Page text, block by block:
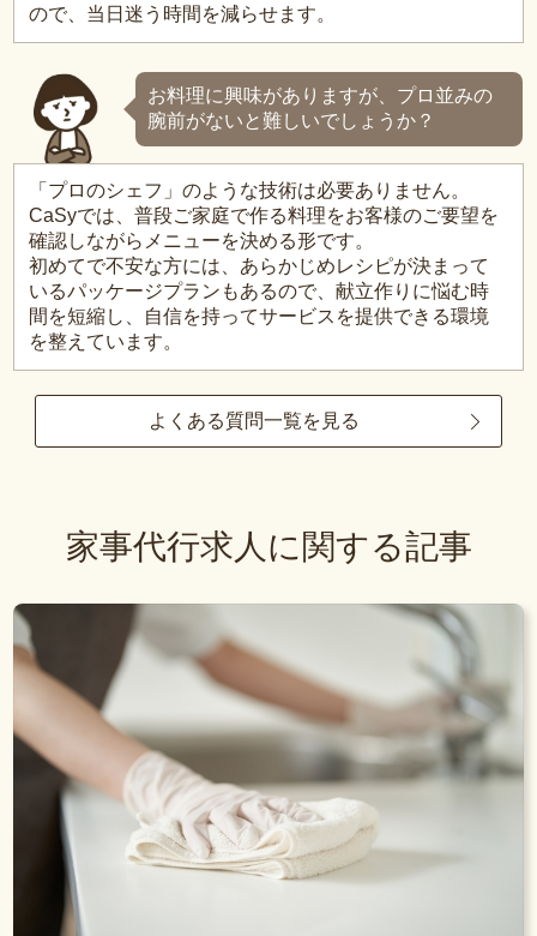
ので、当日迷う時間を減らせます。
お料理に興味がありますが、プロ並みの
腕前がないと難しいでしょうか？
「プロのシェフ」のような技術は必要ありません。
CaSyでは、普段ご家庭で作る料理をお客様のご要望を
確認しながらメニューを決める形です。
初めてで不安な方には、あらかじめレシピが決まって
いるパッケージプランもあるので、献立作りに悩む時
間を短縮し、自信を持ってサービスを提供できる環境
を整えています。
よくある質問一覧を見る
家事代行求人に関する記事